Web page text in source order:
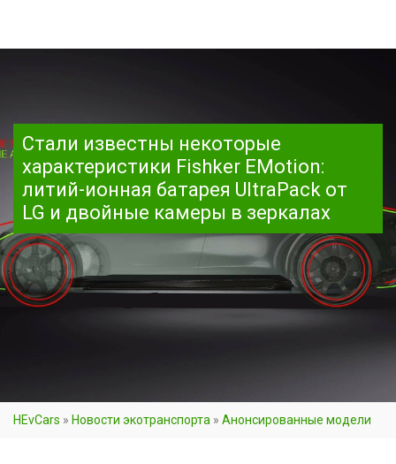
Стали известны некоторые
характеристики Fishker EMotion:
литий-ионная батарея UltraPack от
LG и двойные камеры в зеркалах
HEvCars » Новости экотранспорта » Анонсированные модели